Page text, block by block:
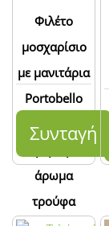
Φιλέτο
μοσχαρίσιο
με μανιτάρια
Portobello
και τυρί
άρωμα
τρούφα
Συνταγή